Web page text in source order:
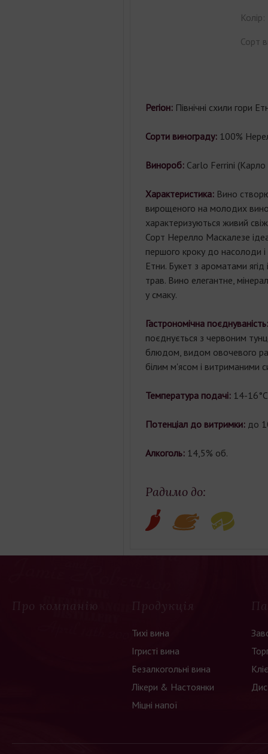
Колір:
Сорт
Регіон: Північні схили гори
Сорти винограду:100%
Винороб: Carlo Ferrini (Карло
Характеристика:Вино
вирощеного на молодих
характеризуються живий
Сорт Нерелло Маскалезе
першого кроку до насолоди і
Етни. Букет з ароматами ягід
трав. Вино елегантне,
у смаку.
Гастрономічна поєднуваність:
поєднується з червоним
блюдом, видом овочевого
білим м'ясом і витриманими
Температура подачі: 14-
Потенціал до витримки: до
Алкоголь: 14,5% об.
Радимо до:
Про компанію Продукція
Тихі вина
Ігристі вина
Безалкогольні вина
Лікери & Настоянки
Міцні напої